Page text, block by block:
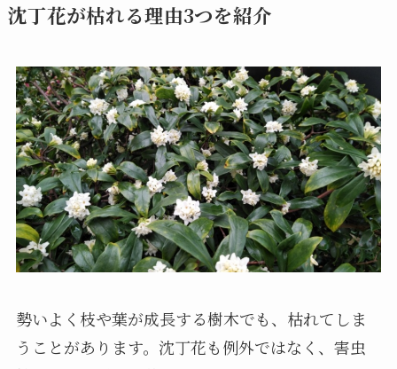
沈丁花が枯れる理由3つを紹介
勢いよく枝や葉が成長する樹木でも、枯れてしま
うことがあります。沈丁花も例外ではなく、害虫